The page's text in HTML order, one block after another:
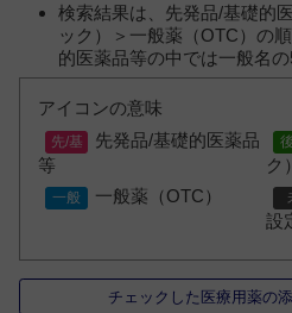
検索結果は、先発品/基礎的
ック）＞一般薬（OTC）の
的医薬品等の中では一般名
アイコンの意味
先発品/基礎的医薬品
等
ク）
一般薬（OTC）
設
チェックした医療用薬の